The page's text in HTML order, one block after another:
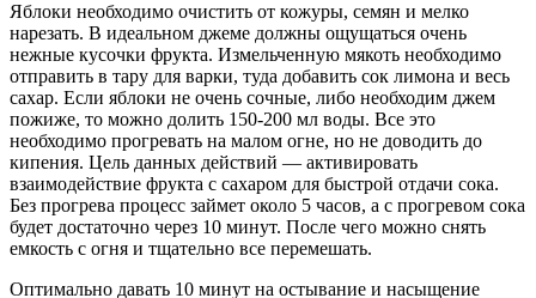
Яблоки необходимо очистить от кожуры, семян и мелко
нарезать. В идеальном джеме должны ощущаться очень
нежные кусочки фрукта. Измельченную мякоть необходимо
отправить в тару для варки, туда добавить сок лимона и весь
сахар. Если яблоки не очень сочные, либо необходим джем
пожиже, то можно долить 150-200 мл воды. Все это
необходимо прогревать на малом огне, но не доводить до
кипения. Цель данных действий — активировать
взаимодействие фрукта с сахаром для быстрой отдачи сока.
Без прогрева процесс займет около 5 часов, а с прогревом сока
будет достаточно через 10 минут. После чего можно снять
емкость с огня и тщательно все перемешать.
Оптимально давать 10 минут на остывание и насыщение